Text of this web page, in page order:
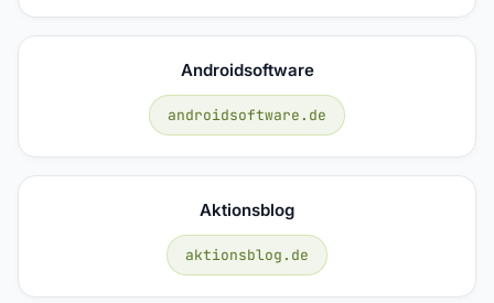
Androidsoftware
androidsoftware.de
Aktionsblog
aktionsblog.de